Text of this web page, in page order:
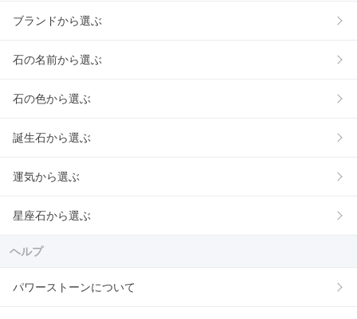
ブランドから選ぶ
石の名前から選ぶ
石の色から選ぶ
誕生石から選ぶ
運気から選ぶ
星座石から選ぶ
ヘルプ
パワーストーンについて